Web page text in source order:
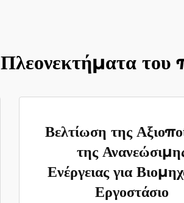
Πλεονεκτήματα του
Βελτίωση της
της
Ενέργειας για
Εργοστάσιο